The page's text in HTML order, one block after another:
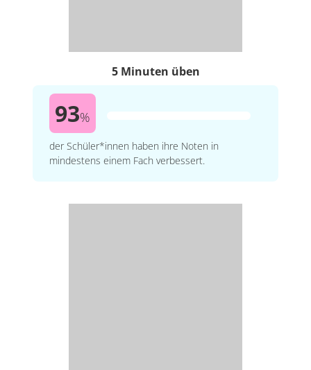
5 Minuten üben
93%
der Schüler*innen haben ihre Noten in
mindestens einem Fach verbessert.